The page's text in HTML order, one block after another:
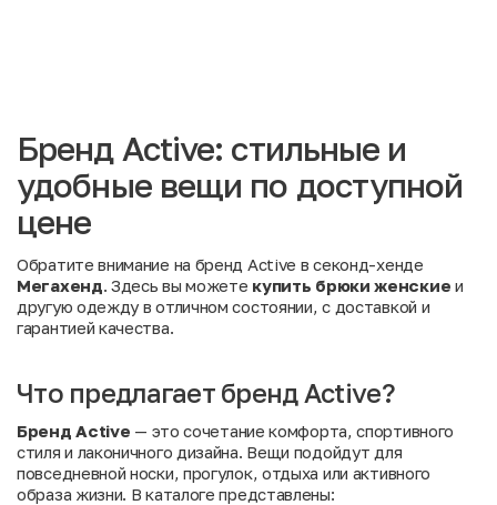
Бренд Active: стильные и
удобные вещи по доступной
цене
Обратите внимание на бренд Active в секонд-хенде
Мегахенд . Здесь вы можете купить брюки женские и
другую одежду в отличном состоянии, с доставкой и
гарантией качества.
Что предлагает бренд Active?
Бренд Active — это сочетание комфорта, спортивного
стиля и лаконичного дизайна. Вещи подойдут для
повседневной носки, прогулок, отдыха или активного
образа жизни. В каталоге представлены: